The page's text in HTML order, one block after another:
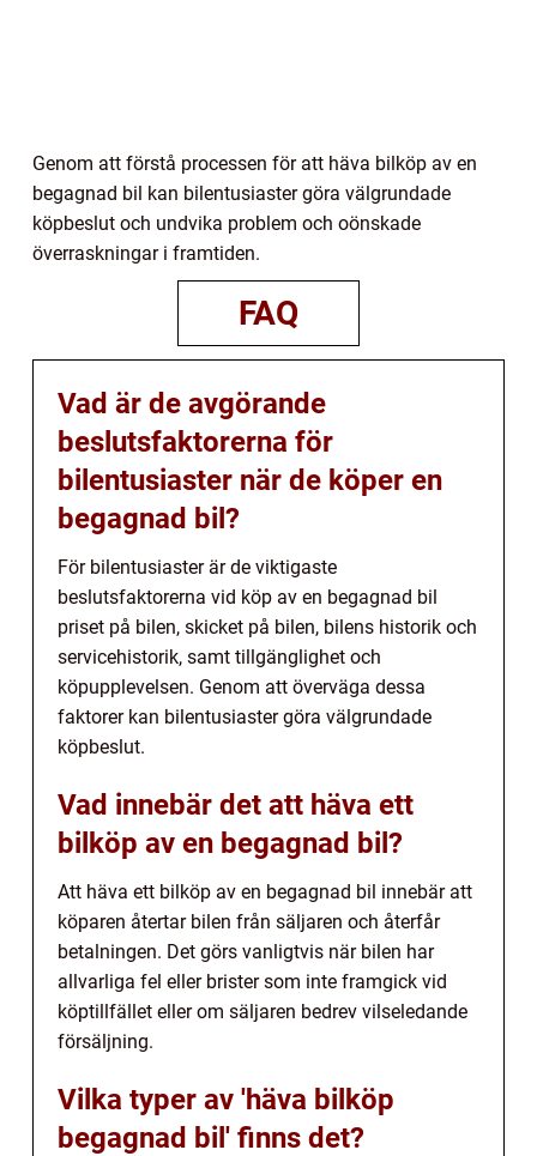
Genom att förstå processen för att häva bilköp av en
begagnad bil kan bilentusiaster göra välgrundade
köpbeslut och undvika problem och oönskade
överraskningar i framtiden.
FAQ
Vad är de avgörande
beslutsfaktorerna för
bilentusiaster när de köper en
begagnad bil?
För bilentusiaster är de viktigaste
beslutsfaktorerna vid köp av en begagnad bil
priset på bilen, skicket på bilen, bilens historik och
servicehistorik, samt tillgänglighet och
köpupplevelsen. Genom att överväga dessa
faktorer kan bilentusiaster göra välgrundade
köpbeslut.
Vad innebär det att häva ett
bilköp av en begagnad bil?
Att häva ett bilköp av en begagnad bil innebär att
köparen återtar bilen från säljaren och återfår
betalningen. Det görs vanligtvis när bilen har
allvarliga fel eller brister som inte framgick vid
köptillfället eller om säljaren bedrev vilseledande
försäljning.
Vilka typer av 'häva bilköp
begagnad bil' finns det?